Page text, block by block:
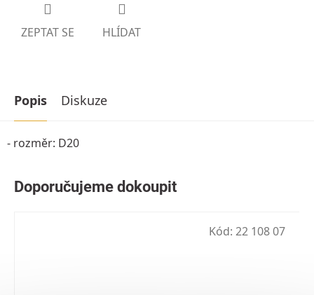
ZEPTAT SE HLÍDAT
Popis Diskuze
- rozměr: D20
Kód: 22 108 07